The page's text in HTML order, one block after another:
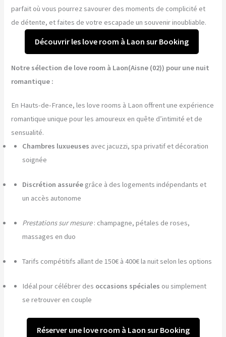
parfait où vous pourrez savourer des moments de complicité et
de détente, et faites de votre escapade un souvenir inoubliable.
Découvrir les love room à Laon sur Booking
Notre sélection de love room à Laon(Aisne (02)) pour une nuit
romantique :
En Hauts-de-France, les love rooms à Laon offrent une expérience
romantique unique pour les amoureux en quête d’intimité et de
sensualité.
Chambres luxueuses avec jacuzzi, spa privatif et décoration
soignée
Discrétion assurée grâce à des logements indépendants et
un accès autonome
Prestations sur mesure: champagne, pétales de roses,
massages en duo
Tarifs compétitifs allant de 150€ à 400€ la nuit selon les options
Idéal pour célébrer des occasions spéciales ou simplement
se retrouver en couple
Réserver une love room à Laon sur Booking